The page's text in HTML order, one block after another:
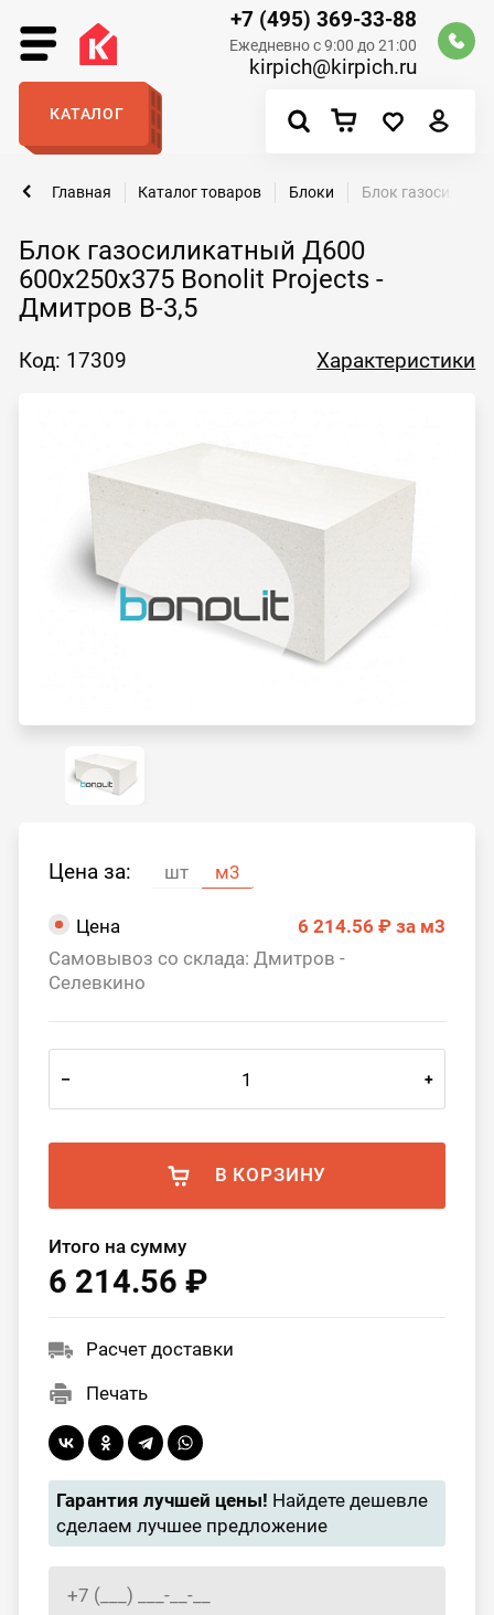
+7 (495) 369-33-88
Ежедневно с 9:00 до 21:00
kirpich@kirpich.ru
КАТАЛОГ
Блок газосиликатный Д600
600х250х375 Bonolit Projects -
Дмитров В-3,5
Главная Каталог товаров Блоки Блок
Код: 17309 Характеристики
Цена за: шт м3
Цена 6 214.56 ₽ за м3
Самовывоз со склада: Дмитров -
Селевкино
– +
В КОРЗИНУ
Итого на сумму
6 214.56 ₽
Расчет доставки
Печать
Гарантия лучшей цены! Найдете дешевле
сделаем лучшее предложение